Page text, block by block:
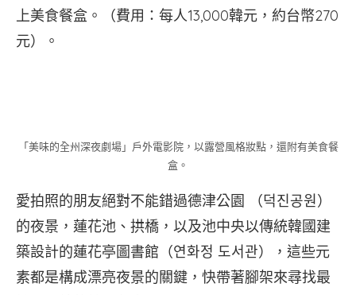
上美食餐盒。（費用：每人13,000韓元，約台幣270
元）。
「美味的全州深夜劇場」戶外電影院，以露營風格妝點，還附有美食餐
盒。
愛拍照的朋友絕對不能錯過德津公園 （덕진공원）
的夜景，蓮花池、拱橋，以及池中央以傳統韓國建
築設計的蓮花亭圖書館（연화정 도서관），這些元
素都是構成漂亮夜景的關鍵，快帶著腳架來尋找最